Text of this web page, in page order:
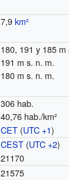
7,9km²
180, 191 y 185 m
191 m s. n. m.
180 m s. n. m.
306 hab.
40,76 hab./km²
CET (UTC +1)
CEST (UTC +2)
21170
21575